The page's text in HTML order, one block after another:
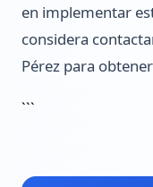
en implementar
considera
Pérez para
```